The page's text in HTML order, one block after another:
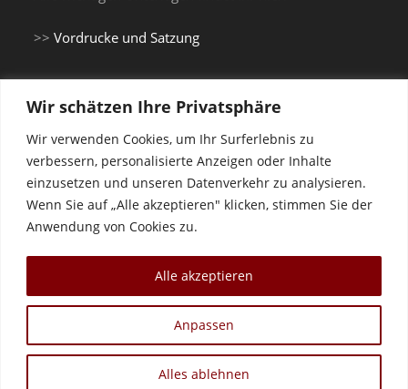
Wir schätzen Ihre Privatsphäre
Wir verwenden Cookies, um Ihr Surferlebnis zu
verbessern, personalisierte Anzeigen oder Inhalte
einzusetzen und unseren Datenverkehr zu analysieren.
Wenn Sie auf „Alle akzeptieren" klicken, stimmen Sie der
Anwendung von Cookies zu.
Anpassen
Alles ablehnen
Alle akzeptieren
>>Vordrucke und Satzung
Du brauchst einen Gi...
... oder Trainingsanzug?
Shop Vereinskleidung Budokan Landau e.V.
Startseite Sitemap Impressum Datenschutz